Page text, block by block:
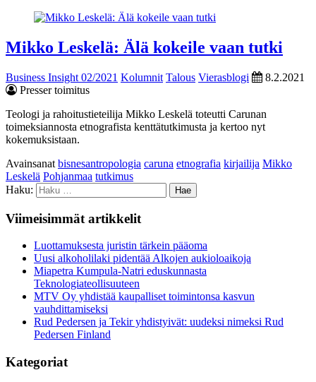
Mikko Leskelä: Älä kokeile vaan tutki
Business Insight 02/2021 Kolumnit Talous Vierasblogi
8.2.2021
Presser toimitus
Teologi ja rahoitustieteilija Mikko Leskelä toteutti Carunan
toimeksiannosta etnografista kenttätutkimusta ja kertoo nyt
kokemuksistaan.
Avainsanat bisnesantropologia caruna etnografia kirjailija Mikko
Leskelä Pohjanmaa tutkimus
Haku:
Viimeisimmät artikkelit
Luottamuksesta juristin tärkein pääoma
Uusi alkoholilaki pidentää Alkojen aukioloaikoja
Miapetra Kumpula-Natri eduskunnasta
Teknologiateollisuuteen
MTV Oy yhdistää kaupalliset toimintonsa kasvun
vauhdittamiseksi
Rud Pedersen ja Tekir yhdistyivät: uudeksi nimeksi Rud
Pedersen Finland
Kategoriat